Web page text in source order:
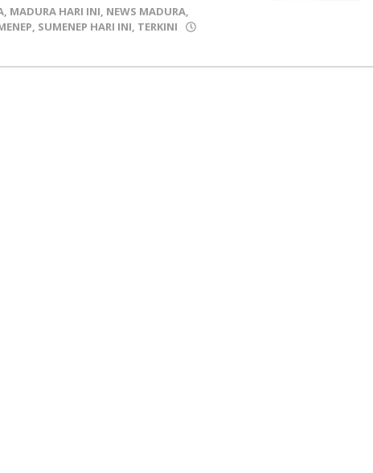
, MADURA HARI INI, NEWS MADURA,
, SUMENEP HARI INI, TERKINI